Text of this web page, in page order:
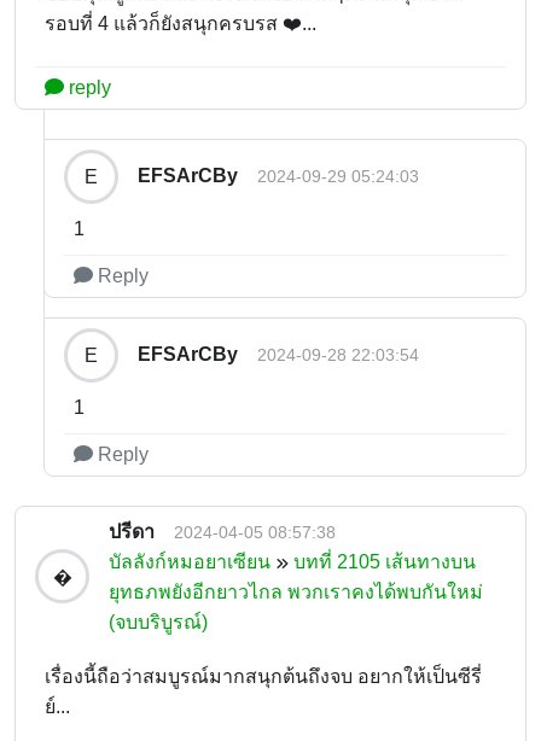
รอบที่ 4 แล้วก็ยังสนุกครบรส ❤️...
reply
E EFSArCBy 2024-09-29 05:24:03
1
Reply
E EFSArCBy 2024-09-28 22:03:54
1
Reply
�
ปรีดา 2024-04-05 08:57:38
บัลลังก์หมอยาเซียน
บทที่ 2105 เส้นทางบน
ยุทธภพยังอีกยาวไกล พวกเราคงได้พบกันใหม่
(จบบริบูรณ์)
เรื่องนี้ถือว่าสมบูรณ์มากสนุกต้นถึงจบ อยากให้เป็นซีรี่
ย์...